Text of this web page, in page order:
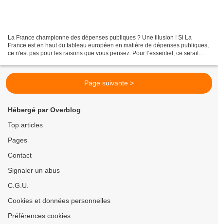
La France championne des dépenses publiques ? Une illusion ! Si La
France est en haut du tableau européen en matière de dépenses publiques,
ce n'est pas pour les raisons que vous pensez. Pour l’essentiel, ce serait
Page suivante >
Hébergé par Overblog
Top articles
Pages
Contact
Signaler un abus
C.G.U.
Cookies et données personnelles
Préférences cookies